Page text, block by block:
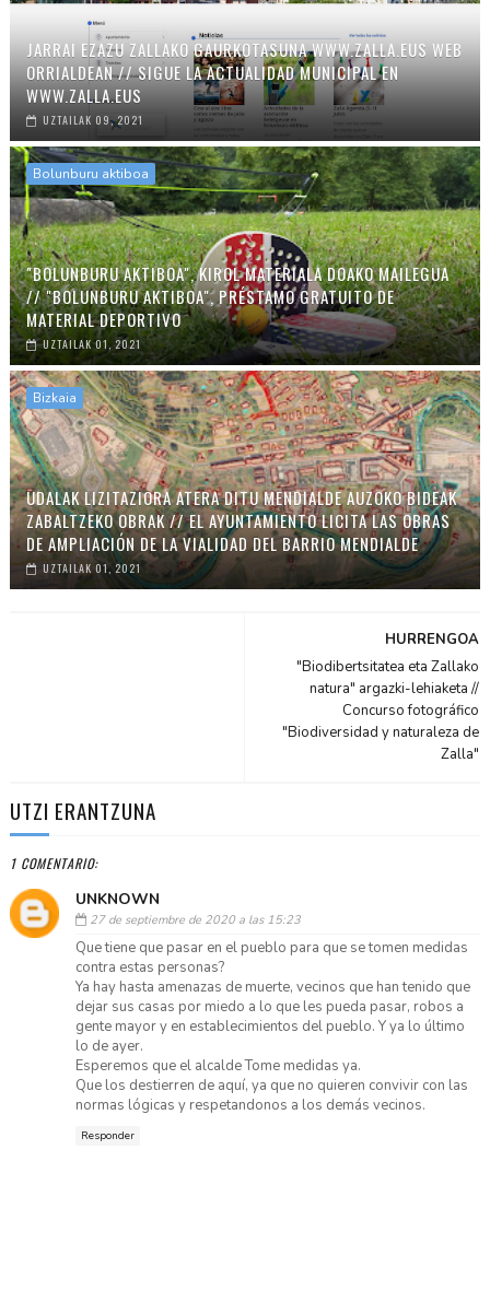
JARRAI EZAZU ZALLAKO GAURKOTASUNA WWW.ZALLA.EUS WEB
ORRIALDEAN // SIGUE LA ACTUALIDAD MUNICIPAL EN
WWW.ZALLA.EUS
UZTAILAK 09, 2021
Bolunburu aktiboa
"BOLUNBURU AKTIBOA", KIROL MATERIALA DOAKO MAILEGUA
// "BOLUNBURU AKTIBOA", PRÉSTAMO GRATUITO DE
MATERIAL DEPORTIVO
UZTAILAK 01, 2021
Bizkaia
UDALAK LIZITAZIORA ATERA DITU MENDIALDE AUZOKO BIDEAK
ZABALTZEKO OBRAK // EL AYUNTAMIENTO LICITA LAS OBRAS
DE AMPLIACIÓN DE LA VIALIDAD DEL BARRIO MENDIALDE
UZTAILAK 01, 2021
HURRENGOA
"Biodibertsitatea eta Zallako
natura" argazki-lehiaketa //
Concurso fotográfico
"Biodiversidad y naturaleza de
Zalla"
UTZI ERANTZUNA
1 COMENTARIO:
UNKNOWN
27 de septiembre de 2020 a las 15:23
Que tiene que pasar en el pueblo para que se tomen medidas
contra estas personas?
Ya hay hasta amenazas de muerte, vecinos que han tenido que
dejar sus casas por miedo a lo que les pueda pasar, robos a
gente mayor y en establecimientos del pueblo. Y ya lo último
lo de ayer.
Esperemos que el alcalde Tome medidas ya.
Que los destierren de aquí, ya que no quieren convivir con las
normas lógicas y respetandonos a los demás vecinos.
Responder